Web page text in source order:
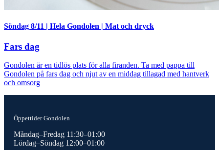
Söndag 8/11 | Hela Gondolen | Mat och dryck
Fars dag
Gondolen är en tidlös plats för alla firanden. Ta med pappa till
Gondolen på fars dag och njut av en middag tillagad med hantverk
och omsorg
Öppettider Gondolen
Måndag–Fredag 11:30–01:00
Lördag–Söndag 12:00–01:00